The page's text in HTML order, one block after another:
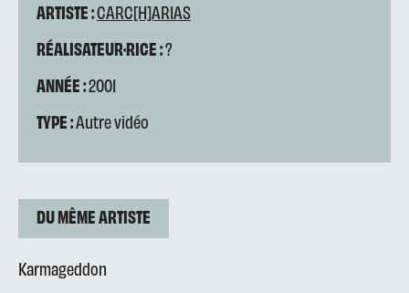
ARTISTE :CARC[H]ARIAS
RÉALISATEUR·RICE :?
ANNÉE :2001
TYPE :Autre vidéo
DU MÊME ARTISTE
Karmageddon